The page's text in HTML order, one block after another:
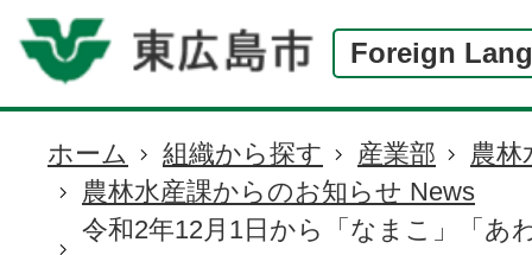
Foreign
現
在
ホーム 組織から探す 産業部
農林
農林水産課からのお知らせ News
令和2年12月1日から「なまこ」「あ